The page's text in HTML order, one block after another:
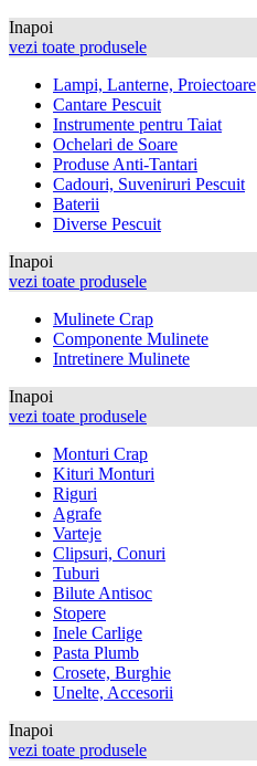
Inapoi
vezi toate produsele
Lampi, Lanterne, Proiectoare
Cantare Pescuit
Instrumente pentru Taiat
Ochelari de Soare
Produse Anti-Tantari
Cadouri, Suveniruri Pescuit
Baterii
Diverse Pescuit
Inapoi
vezi toate produsele
Mulinete Crap
Componente Mulinete
Intretinere Mulinete
Inapoi
vezi toate produsele
Monturi Crap
Kituri Monturi
Riguri
Agrafe
Varteje
Clipsuri, Conuri
Tuburi
Bilute Antisoc
Stopere
Inele Carlige
Pasta Plumb
Crosete, Burghie
Unelte, Accesorii
Inapoi
vezi toate produsele